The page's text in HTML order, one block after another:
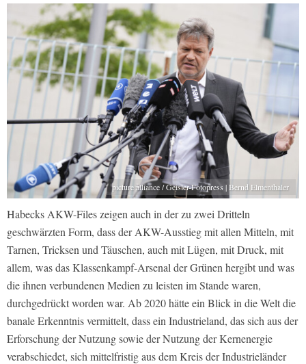
picture alliance / Geisler-Fotopress | Bernd Elmenthaler
Habecks AKW-Files zeigen auch in der zu zwei Dritteln
geschwärzten Form, dass der AKW-Ausstieg mit allen Mitteln, mit
Tarnen, Tricksen und Täuschen, auch mit Lügen, mit Druck, mit
allem, was das Klassenkampf-Arsenal der Grünen hergibt und was
die ihnen verbundenen Medien zu leisten im Stande waren,
durchgedrückt worden war. Ab 2020 hätte ein Blick in die Welt die
banale Erkenntnis vermittelt, dass ein Industrieland, das sich aus der
Erforschung der Nutzung sowie der Nutzung der Kernenergie
verabschiedet, sich mittelfristig aus dem Kreis der Industrieländer